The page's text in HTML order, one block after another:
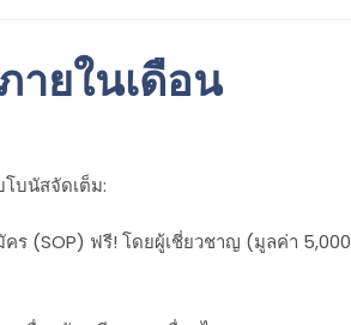
ายในเดือน
บนัสจัดเต็ม:
คร (SOP) ฟรี! โดยผู้เชี่ยวชาญ (มูลค่า 5,000